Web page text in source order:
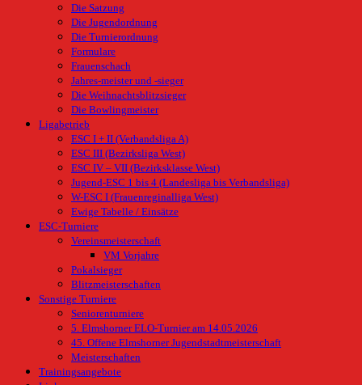
Die Satzung
Die Jugendordnung
Die Turnierordnung
Formulare
Frauenschach
Jahres-meister und -sieger
Die Weihnachtsblitzsieger
Die Bowlingmeister
Ligabetrieb
ESC I + II (Verbandsliga A)
ESC III (Bezirksliga West)
ESC IV – VII (Bezirksklasse West)
Jugend-ESC 1 bis 4 (Landesliga bis Verbandsliga)
W-ESC I (Frauenreginalliga West)
Ewige Tabelle / Einsätze
ESC-Turniere
Vereinsmeisterschaft
VM Vorjahre
Pokalsieger
Blitzmeisterschaften
Sonstige Turniere
Seniorenturniere
5. Elmshorner ELO-Turnier am 14.05.2026
45. Offene Elmshorner Jugendstadtmeisterschaft
Meisterschaften
Trainingsangebote